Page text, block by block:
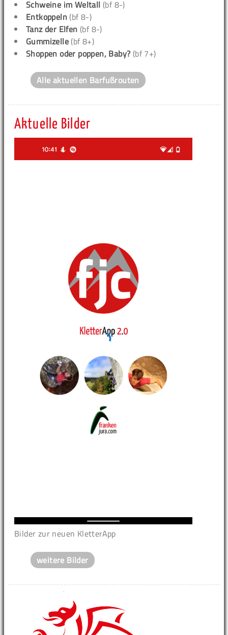
Schweine im Weltall (bf 8-)
Entkoppeln (bf 8-)
Tanz der Elfen (bf 8-)
Gummizelle (bf 8+)
Shoppen oder poppen, Baby? (bf 7+)
Alle aktuellen Barfußrouten
Aktuelle Bilder
Bilder zur neuen KletterApp
weitere Bilder